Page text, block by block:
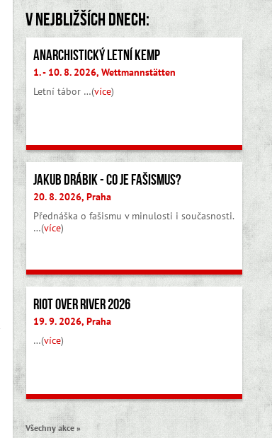
V nejbližších dnech:
Anarchistický letní kemp
1. - 10. 8. 2026, Wettmannstätten
Letní tábor …(více)
Jakub Drábik - Co je fašismus?
20. 8. 2026, Praha
Přednáška o fašismu v minulosti i současnosti.
…(více)
Riot Over River 2026
19. 9. 2026, Praha
…(více)
Všechny akce »